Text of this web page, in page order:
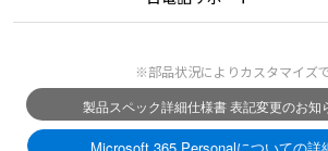
※部品状況によりカスタマイズ